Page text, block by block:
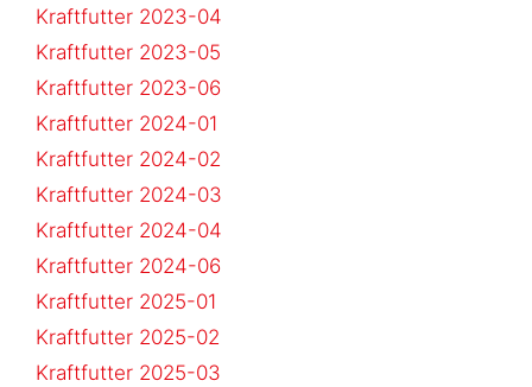
Kraftfutter 2023-04
Kraftfutter 2023-05
Kraftfutter 2023-06
Kraftfutter 2024-01
Kraftfutter 2024-02
Kraftfutter 2024-03
Kraftfutter 2024-04
Kraftfutter 2024-06
Kraftfutter 2025-01
Kraftfutter 2025-02
Kraftfutter 2025-03